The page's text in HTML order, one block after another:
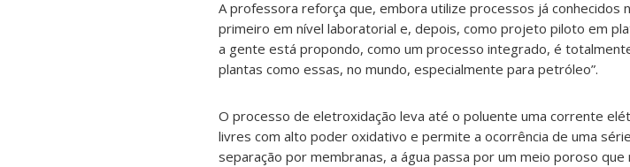
A professora reforça que, embora utilize processos já conhecidos
primeiro em nível laboratorial e, depois, como projeto piloto em
a gente está propondo, como um processo integrado, é
plantas como essas, no mundo, especialmente para petróleo”.
O processo de eletroxidação leva até o poluente uma corrente
livres com alto poder oxidativo e permite a ocorrência de uma
separação por membranas, a água passa por um meio poroso